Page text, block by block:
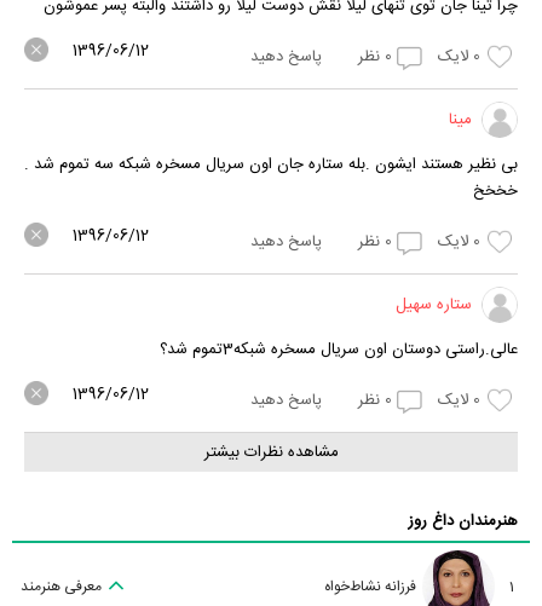
چرا تینا جان توی تنهای لیلا نقش دوست لیلا رو داشتند والبته پسر عموشون
0 لایک 0 نظر پاسخ دهید 1396/06/12
مینا
بی نظیر هستند ایشون .بله ستاره جان اون سریال مسخره شبکه سه تموم شد .
خخخخ
0 لایک 0 نظر پاسخ دهید 1396/06/12
ستاره سهیل
عالی.راستی دوستان اون سریال مسخره شبکه3تموم شد؟
0 لایک 0 نظر پاسخ دهید 1396/06/12
مشاهده نظرات بیشتر
هنرمندان داغ روز
1 فرزانه نشاط‌خواه معرفی هنرمند